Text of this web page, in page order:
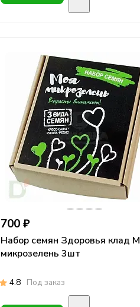
700 ₽
Набор семян Здоровья клад
микрозелень 3шт
4.8 Под заказ